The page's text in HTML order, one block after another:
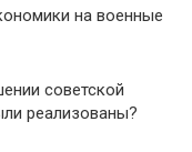
на военные
советской
реализованы?